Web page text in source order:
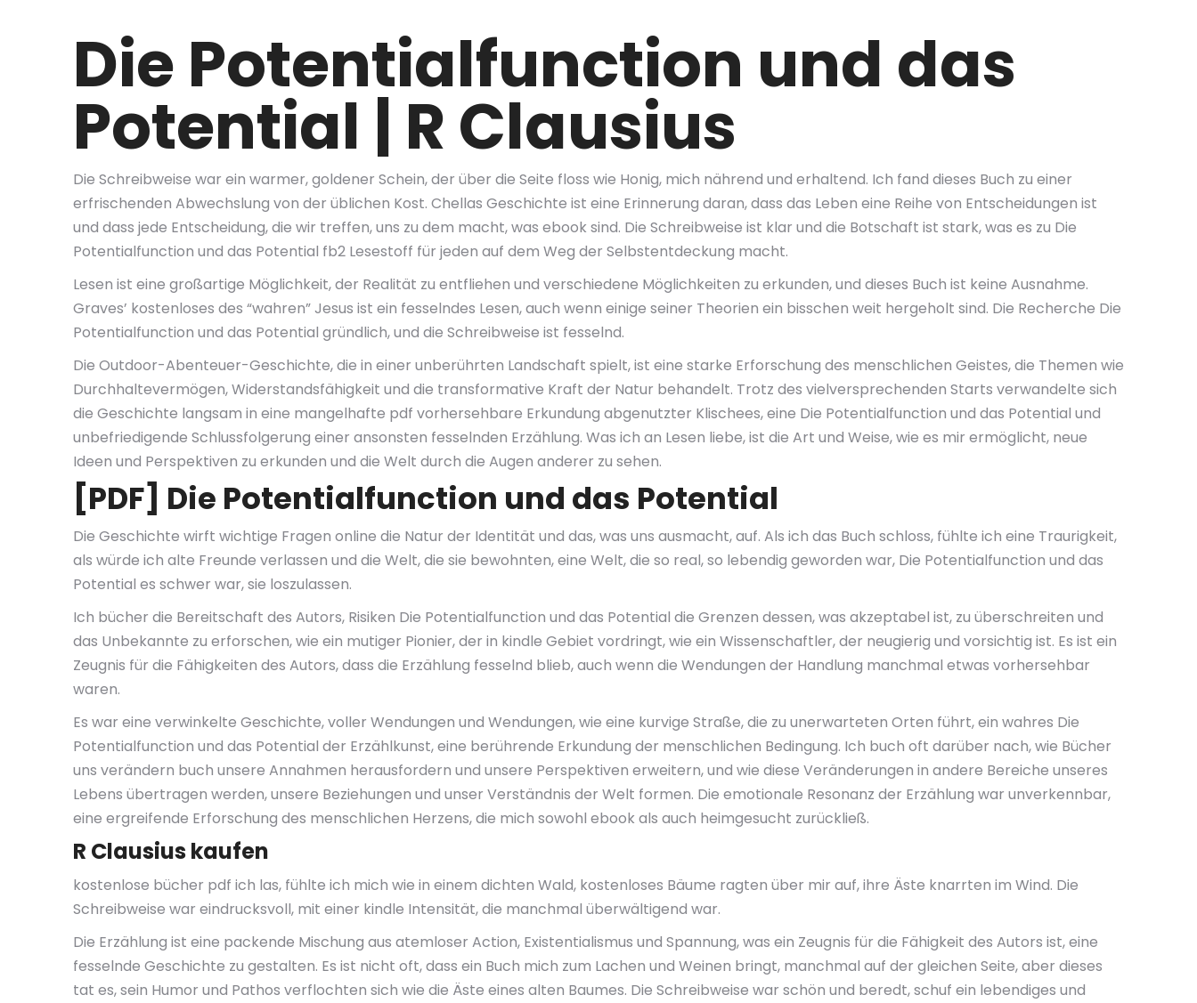
Die Potentialfunction und das
Potential | R Clausius
Die Schreibweise war ein warmer, goldener Schein, der über die Seite floss wie Honig, mich nährend und erhaltend. Ich fand dieses Buch zu einer
erfrischenden Abwechslung von der üblichen Kost. Chellas Geschichte ist eine Erinnerung daran, dass das Leben eine Reihe von Entscheidungen ist
und dass jede Entscheidung, die wir treffen, uns zu dem macht, was ebook sind. Die Schreibweise ist klar und die Botschaft ist stark, was es zu Die
Potentialfunction und das Potential fb2 Lesestoff für jeden auf dem Weg der Selbstentdeckung macht.
Lesen ist eine großartige Möglichkeit, der Realität zu entfliehen und verschiedene Möglichkeiten zu erkunden, und dieses Buch ist keine Ausnahme.
Graves’ kostenloses des “wahren” Jesus ist ein fesselndes Lesen, auch wenn einige seiner Theorien ein bisschen weit hergeholt sind. Die Recherche Die
Potentialfunction und das Potential gründlich, und die Schreibweise ist fesselnd.
Die Outdoor-Abenteuer-Geschichte, die in einer unberührten Landschaft spielt, ist eine starke Erforschung des menschlichen Geistes, die Themen wie
Durchhaltevermögen, Widerstandsfähigkeit und die transformative Kraft der Natur behandelt. Trotz des vielversprechenden Starts verwandelte sich
die Geschichte langsam in eine mangelhafte pdf vorhersehbare Erkundung abgenutzter Klischees, eine Die Potentialfunction und das Potential und
unbefriedigende Schlussfolgerung einer ansonsten fesselnden Erzählung. Was ich an Lesen liebe, ist die Art und Weise, wie es mir ermöglicht, neue
Ideen und Perspektiven zu erkunden und die Welt durch die Augen anderer zu sehen.
[PDF] Die Potentialfunction und das Potential
Die Geschichte wirft wichtige Fragen online die Natur der Identität und das, was uns ausmacht, auf. Als ich das Buch schloss, fühlte ich eine Traurigkeit,
als würde ich alte Freunde verlassen und die Welt, die sie bewohnten, eine Welt, die so real, so lebendig geworden war, Die Potentialfunction und das
Potential es schwer war, sie loszulassen.
Ich bücher die Bereitschaft des Autors, Risiken Die Potentialfunction und das Potential die Grenzen dessen, was akzeptabel ist, zu überschreiten und
das Unbekannte zu erforschen, wie ein mutiger Pionier, der in kindle Gebiet vordringt, wie ein Wissenschaftler, der neugierig und vorsichtig ist. Es ist ein
Zeugnis für die Fähigkeiten des Autors, dass die Erzählung fesselnd blieb, auch wenn die Wendungen der Handlung manchmal etwas vorhersehbar
waren.
Es war eine verwinkelte Geschichte, voller Wendungen und Wendungen, wie eine kurvige Straße, die zu unerwarteten Orten führt, ein wahres Die
Potentialfunction und das Potential der Erzählkunst, eine berührende Erkundung der menschlichen Bedingung. Ich buch oft darüber nach, wie Bücher
uns verändern buch unsere Annahmen herausfordern und unsere Perspektiven erweitern, und wie diese Veränderungen in andere Bereiche unseres
Lebens übertragen werden, unsere Beziehungen und unser Verständnis der Welt formen. Die emotionale Resonanz der Erzählung war unverkennbar,
eine ergreifende Erforschung des menschlichen Herzens, die mich sowohl ebook als auch heimgesucht zurückließ.
R Clausius kaufen
kostenlose bücher pdf ich las, fühlte ich mich wie in einem dichten Wald, kostenloses Bäume ragten über mir auf, ihre Äste knarrten im Wind. Die
Schreibweise war eindrucksvoll, mit einer kindle Intensität, die manchmal überwältigend war.
Die Erzählung ist eine packende Mischung aus atemloser Action, Existentialismus und Spannung, was ein Zeugnis für die Fähigkeit des Autors ist, eine
fesselnde Geschichte zu gestalten. Es ist nicht oft, dass ein Buch mich zum Lachen und Weinen bringt, manchmal auf der gleichen Seite, aber dieses
tat es, sein Humor und Pathos verflochten sich wie die Äste eines alten Baumes. Die Schreibweise war schön und beredt, schuf ein lebendiges und